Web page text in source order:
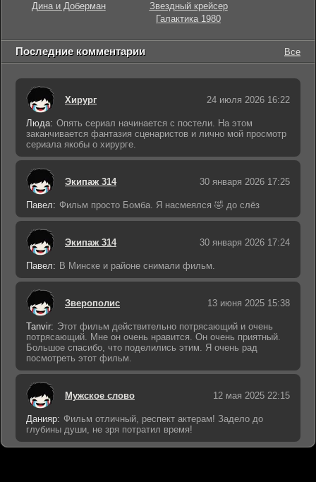
Дина и Доберман
Звездный крейсер
Галактика 1980
Последние комментарии Все
Хирург 24 июля 2026 16:22
Люда: Опять сериал начинается с постели. На этом
заканчивается фантазия сценаристов и лично мой просмотр
сериала якобы о хирурге.
Экипаж 314 30 января 2026 17:25
Павел: Фильм просто Бомба. Я насмеялся 🤣 до слёз
Экипаж 314 30 января 2026 17:24
Павел: В Минске и районе снимали фильм.
Зверополис 13 июня 2025 15:38
Tanvir: Этот фильм действительно потрясающий и очень
потрясающий. Мне он очень нравится. Он очень приятный.
Большое спасибо, что поделились этим. Я очень рад
посмотреть этот фильм.
Мужское слово 12 мая 2025 22:15
Данияр: Фильм отличный, респект актерам! Задело до
глубины души, не зря потратил время!